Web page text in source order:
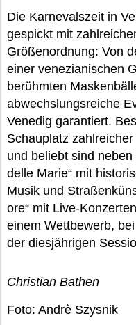
Die Karnevalszeit in
gespickt mit
Größenordnung: Von
einer venezianischen
berühmten
abwechslungsreiche
Venedig garantiert.
Schauplatz
und beliebt sind neben
delle Marie“ mit
Musik und
ore“ mit Live-
einem Wettbewerb,
der diesjährigen
Christian Bathen
Foto: Andrè Szysnik